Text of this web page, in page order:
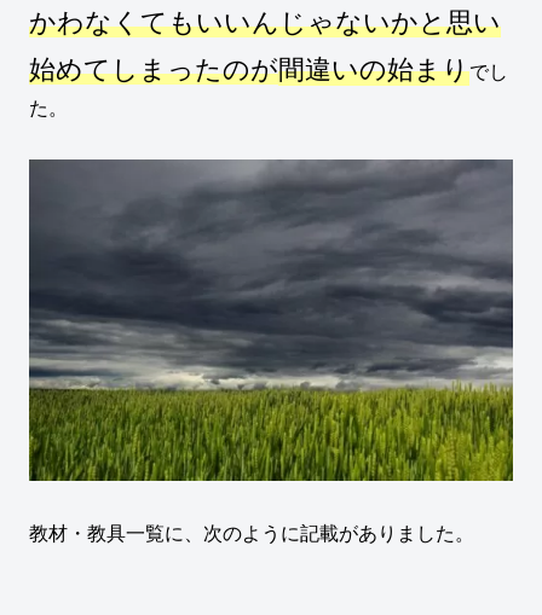
かわなくてもいいんじゃないかと思い
始めてしまったのが間違いの始まりでし
た。
教材・教具一覧に、次のように記載がありました。